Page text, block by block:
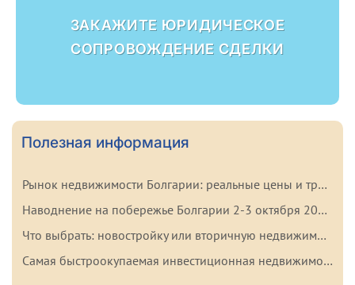
ЗАКАЖИТЕ ЮРИДИЧЕСКОЕ
СОПРОВОЖДЕНИЕ СДЕЛКИ
Полезная информация
Рынок недвижимости Болгарии: реальные цены и тренды начала 2026 года
Наводнение на побережье Болгарии 2-3 октября 2025: важные факты для покупателей
Что выбрать: новостройку или вторичную недвижимость в Болгарии? Плюсы и минусы каждого варианта
Самая быстроокупаемая инвестиционная недвижимость в Болгарии